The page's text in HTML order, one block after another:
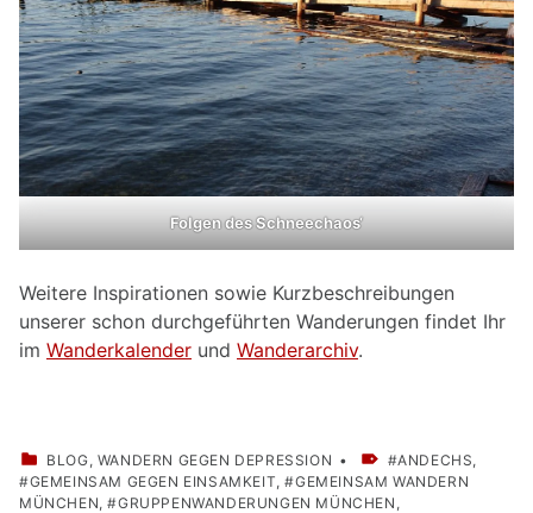
Folgen des Schneechaos‘
Weitere Inspirationen sowie Kurzbeschreibungen
unserer schon durchgeführten Wanderungen findet Ihr
im Wanderkalender und Wanderarchiv.
CATEGORIZED IN:
BLOG, WANDERN GEGEN DEPRESSION TAGGED AS:ANDECHS,
GEMEINSAM GEGEN EINSAMKEIT, GEMEINSAM WANDERN
MÜNCHEN, GRUPPENWANDERUNGEN MÜNCHEN ,